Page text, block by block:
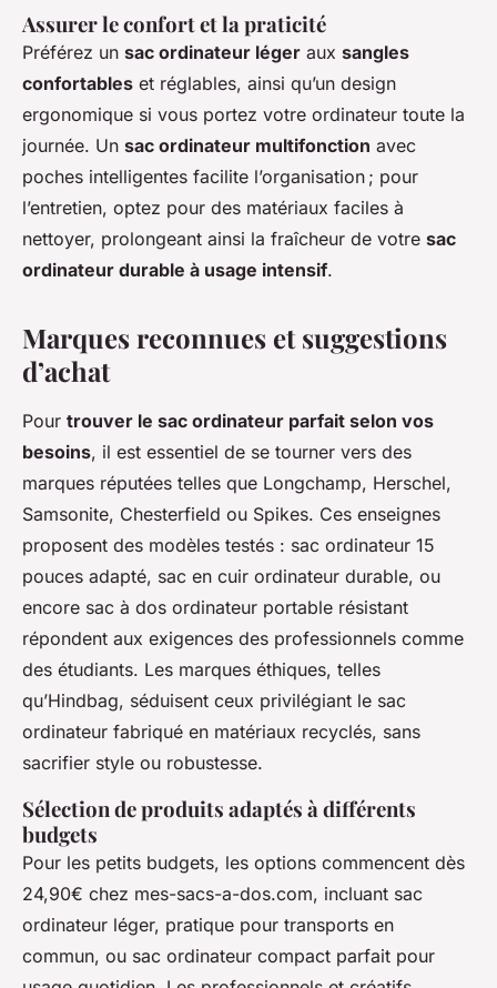
Assurer le confort et la praticité
Préférez un sac ordinateur léger aux sangles
confortables et réglables, ainsi qu’un design
ergonomique si vous portez votre ordinateur toute la
journée. Un sac ordinateur multifonction avec
poches intelligentes facilite l’organisation ; pour
l’entretien, optez pour des matériaux faciles à
nettoyer, prolongeant ainsi la fraîcheur de votre sac
ordinateur durable à usage intensif.
Marques reconnues et suggestions
d’achat
Pour trouver le sac ordinateur parfait selon vos
besoins, il est essentiel de se tourner vers des
marques réputées telles que Longchamp, Herschel,
Samsonite, Chesterfield ou Spikes. Ces enseignes
proposent des modèles testés : sac ordinateur 15
pouces adapté, sac en cuir ordinateur durable, ou
encore sac à dos ordinateur portable résistant
répondent aux exigences des professionnels comme
des étudiants. Les marques éthiques, telles
qu’Hindbag, séduisent ceux privilégiant le sac
ordinateur fabriqué en matériaux recyclés, sans
sacrifier style ou robustesse.
Sélection de produits adaptés à différents
budgets
Pour les petits budgets, les options commencent dès
24,90€ chez mes-sacs-a-dos.com, incluant sac
ordinateur léger, pratique pour transports en
commun, ou sac ordinateur compact parfait pour